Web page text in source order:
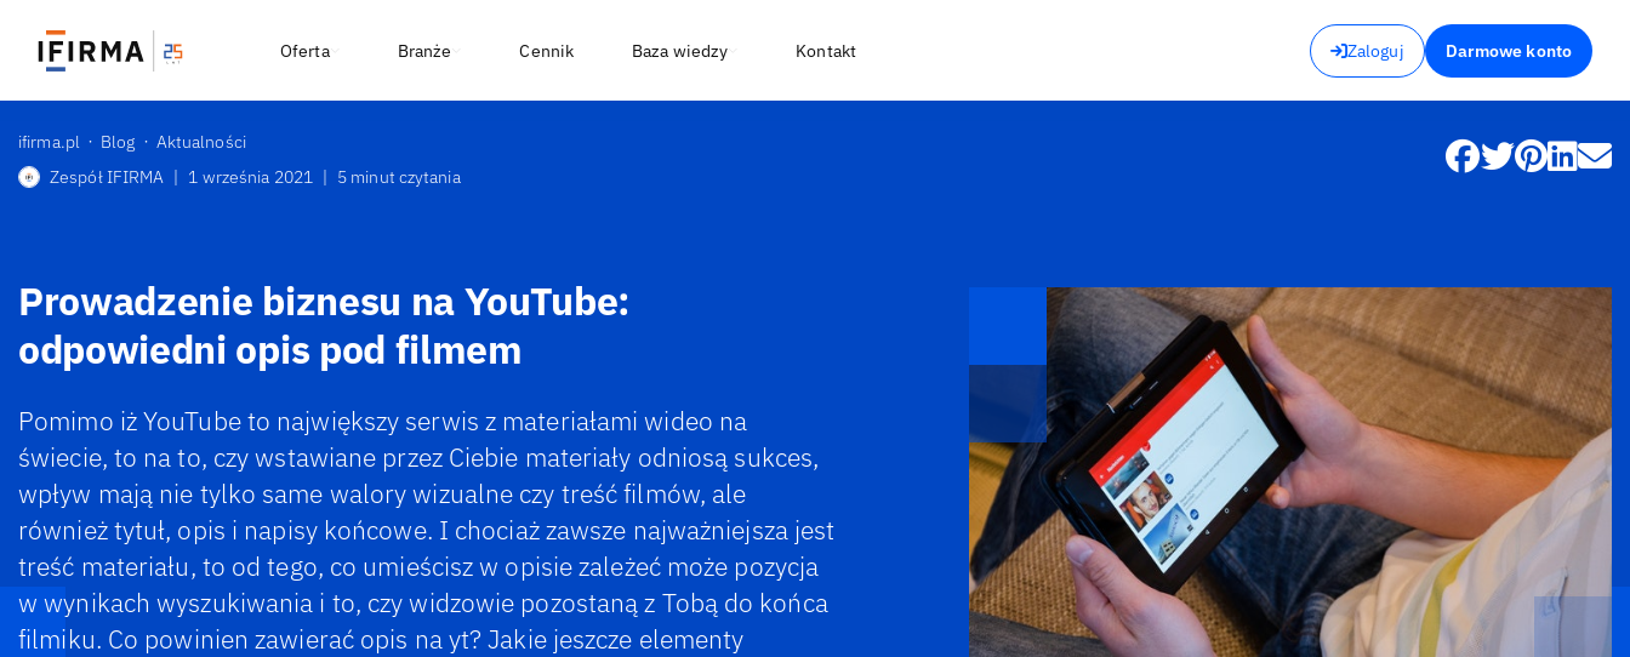
Zaloguj Darmowe konto
Oferta Branże Cennik Baza wiedzy Kontakt
ifirma.pl Blog
Aktualności
Zespół IFIRMA | 1 września 2021 | 5 minut czytania
Prowadzenie biznesu na YouTube:
odpowiedni opis pod filmem
Pomimo iż YouTube to największy serwis z materiałami wideo na
świecie, to na to, czy wstawiane przez Ciebie materiały odniosą sukces,
wpływ mają nie tylko same walory wizualne czy treść filmów, ale
również tytuł, opis i napisy końcowe. I chociaż zawsze najważniejsza jest
treść materiału, to od tego, co umieścisz w opisie zależeć może pozycja
w wynikach wyszukiwania i to, czy widzowie pozostaną z Tobą do końca
filmiku. Co powinien zawierać opis na yt? Jakie jeszcze elementy